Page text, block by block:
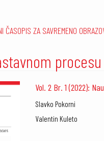
ZA SAVREMENO
Vol. 2 Br. 1 (2022):
Slavko Pokorni
Valentin Kuleto